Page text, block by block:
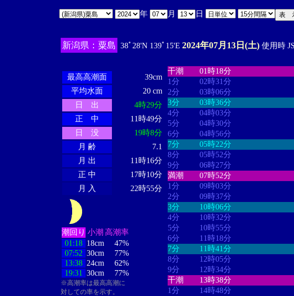
年 月 日
新潟県：粟島 38ﾟ28'N 139ﾟ15'E 2024年07月13日(土) 使用時
最高高潮面
39cm
平均水面
20 cm
日 出
4時29分
正 中
11時49分
日 没
19時8分
月 齢
7.1
月 出
11時16分
正 中
17時10分
月 入
22時55分
潮回り 小潮 高潮率
01:18 18cm
47%
07:52 30cm
77%
13:38 24cm
62%
19:31
30cm 77%
※高潮率は最高高潮に
対しての率を示す。
干潮
01時18分
1分
02時31分
2分
03時06分
3分
03時36分
4分
04時03分
5分
04時30分
6分
04時56分
7分
05時22分
8分
05時52分
9分
06時27分
満潮
07時52分
1分
09時03分
2分
09時37分
3分
10時06分
4分
10時32分
5分
10時55分
6分
11時18分
7分
11時41分
8分
12時05分
9分
12時34分
干潮
13時38分
1分
14時48分